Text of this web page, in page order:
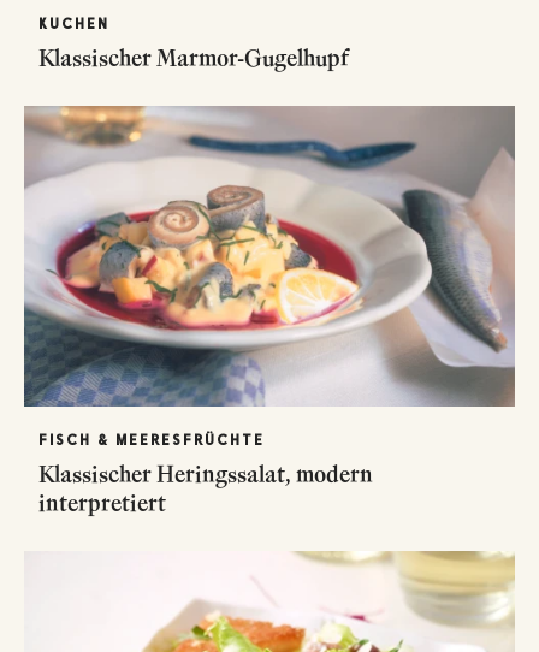
KUCHEN
Klassischer Marmor-Gugelhupf
FISCH & MEERESFRÜCHTE
Klassischer Heringssalat, modern
interpretiert